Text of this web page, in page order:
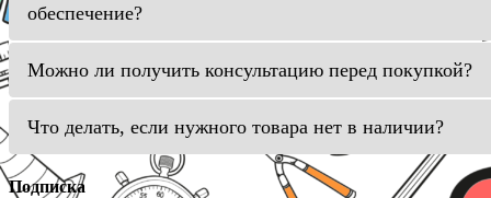
обеспечение?
Можно ли получить консультацию перед покупкой?
Что делать, если нужного товара нет в наличии?
Подписка